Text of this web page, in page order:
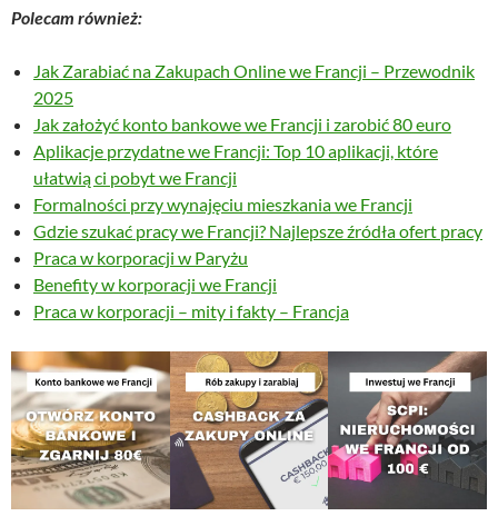
Polecam również:
Jak Zarabiać na Zakupach Online we Francji – Przewodnik
2025
Jak założyć konto bankowe we Francji i zarobić 80 euro
Aplikacje przydatne we Francji: Top 10 aplikacji, które
ułatwią ci pobyt we Francji
Formalności przy wynajęciu mieszkania we Francji
Gdzie szukać pracy we Francji? Najlepsze źródła ofert pracy
Praca w korporacji w Paryżu
Benefity w korporacji we Francji
Praca w korporacji – mity i fakty – Francja